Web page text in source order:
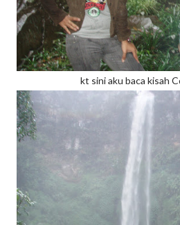
kt sini aku baca kisah